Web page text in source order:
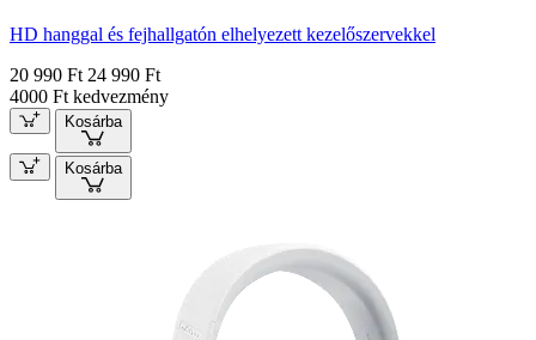
HD hanggal és fejhallgatón elhelyezett kezelőszervekkel
20 990 Ft 24 990 Ft
4000 Ft kedvezmény
Kosárba
Kosárba